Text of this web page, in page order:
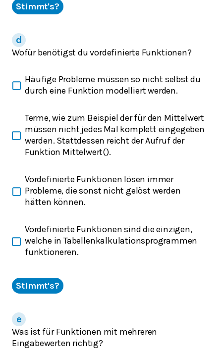
Stimmt's?
Wofür benötigst du vordefinierte Funktionen?
Häufige Probleme müssen so nicht selbst du
durch eine Funktion modelliert werden.
Terme, wie zum Beispiel der für den Mittelwert
müssen nicht jedes Mal komplett eingegeben
werden. Stattdessen reicht der Aufruf der
Funktion Mittelwert().
Vordefinierte Funktionen lösen immer
Probleme, die sonst nicht gelöst werden
hätten können.
Vordefinierte Funktionen sind die einzigen,
welche in Tabellenkalkulationsprogrammen
funktioneren.
Stimmt's?
Was ist für Funktionen mit mehreren
Eingabewerten richtig?